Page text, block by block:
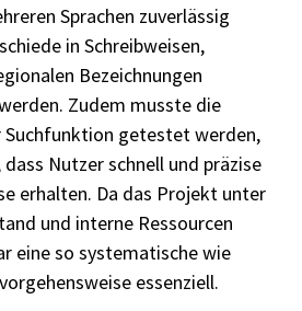
Sprachen zuverlässig
in Schreibweisen,
Bezeichnungen
Zudem musste die
Suchfunktion getestet werden,
Nutzer schnell und präzise
erhalten. Da das Projekt unter
und interne Ressourcen
eine so systematische wie
essenziell.